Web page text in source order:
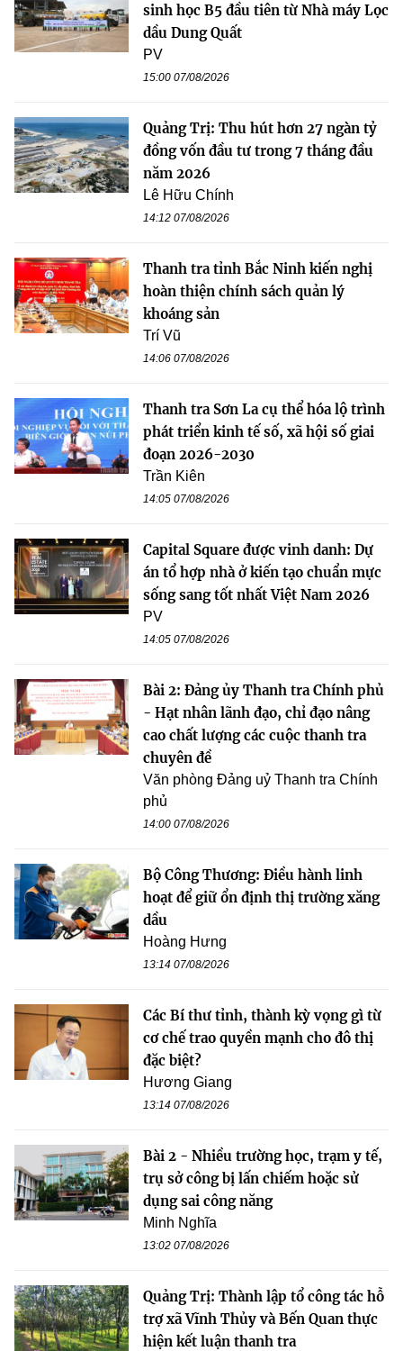
sinh học B5 đầu tiên từ Nhà máy Lọc
dầu Dung Quất
PV
15:00 07/08/2026
Quảng Trị: Thu hút hơn 27 ngàn tỷ
đồng vốn đầu tư trong 7 tháng đầu
năm 2026
Lê Hữu Chính
14:12 07/08/2026
Thanh tra tỉnh Bắc Ninh kiến nghị
hoàn thiện chính sách quản lý
khoáng sản
Trí Vũ
14:06 07/08/2026
Thanh tra Sơn La cụ thể hóa lộ trình
phát triển kinh tế số, xã hội số giai
đoạn 2026-2030
Trần Kiên
14:05 07/08/2026
Capital Square được vinh danh: Dự
án tổ hợp nhà ở kiến tạo chuẩn mực
sống sang tốt nhất Việt Nam 2026
PV
14:05 07/08/2026
Bài 2: Đảng ủy Thanh tra Chính phủ
- Hạt nhân lãnh đạo, chỉ đạo nâng
cao chất lượng các cuộc thanh tra
chuyên đề
Văn phòng Đảng uỷ Thanh tra Chính
phủ
14:00 07/08/2026
Bộ Công Thương: Điều hành linh
hoạt để giữ ổn định thị trường xăng
dầu
Hoàng Hưng
13:14 07/08/2026
Các Bí thư tỉnh, thành kỳ vọng gì từ
cơ chế trao quyền mạnh cho đô thị
đặc biệt?
Hương Giang
13:14 07/08/2026
Bài 2 - Nhiều trường học, trạm y tế,
trụ sở công bị lấn chiếm hoặc sử
dụng sai công năng
Minh Nghĩa
13:02 07/08/2026
Quảng Trị: Thành lập tổ công tác hỗ
trợ xã Vĩnh Thủy và Bến Quan thực
hiện kết luận thanh tra